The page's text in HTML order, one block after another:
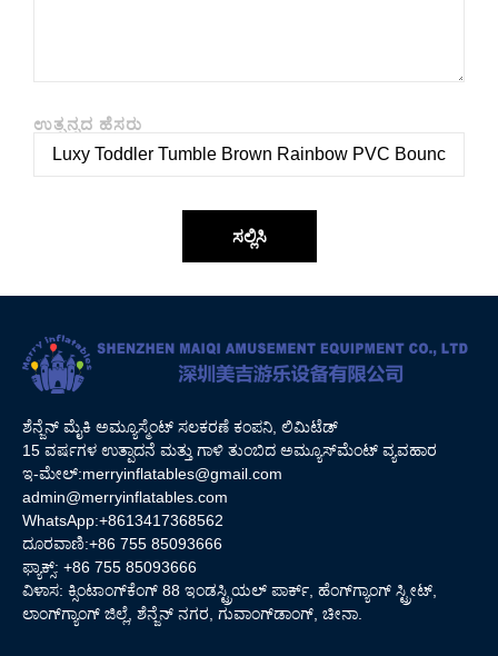
ಉತ್ಪನ್ನದ ಹೆಸರು
ಸಲ್ಲಿಸಿ
ಶೆನ್ಜೆನ್ ಮೈಕಿ ಅಮ್ಯೂಸ್ಮೆಂಟ್ ಸಲಕರಣೆ ಕಂಪನಿ, ಲಿಮಿಟೆಡ್
15 ವರ್ಷಗಳ ಉತ್ಪಾದನೆ ಮತ್ತು ಗಾಳಿ ತುಂಬಿದ ಅಮ್ಯೂಸ್‌ಮೆಂಟ್ ವ್ಯವಹಾರ
ಇ-ಮೇಲ್:merryinflatables@gmail.com
admin@merryinflatables.com
WhatsApp:+8613417368562
ದೂರವಾಣಿ:+86 755 85093666
ಫ್ಯಾಕ್ಸ್: +86 755 85093666
ವಿಳಾಸ: ಕ್ಸಿಂಟಾಂಗ್‌ಕೆಂಗ್ 88 ಇಂಡಸ್ಟ್ರಿಯಲ್ ಪಾರ್ಕ್, ಹೆಂಗ್‌ಗ್ಯಾಂಗ್ ಸ್ಟ್ರೀಟ್,
ಲಾಂಗ್‌ಗ್ಯಾಂಗ್ ಜಿಲ್ಲೆ, ಶೆನ್ಜೆನ್ ನಗರ, ಗುವಾಂಗ್‌ಡಾಂಗ್, ಚೀನಾ.